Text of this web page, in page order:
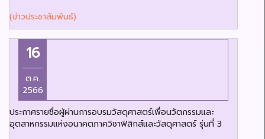
(ข่าวประชาสัมพันธ์)
16
ต.ค.
2566
ประกาศรายชื่อผู้ผ่านการอบรมวัสดุศาสตร์เพื่อนวัตกรรมและ
อุตสาหกรรมแห่งอนาคตภาควิชาฟิสิกส์และวัสดุศาสตร์ รุ่นที่ 3